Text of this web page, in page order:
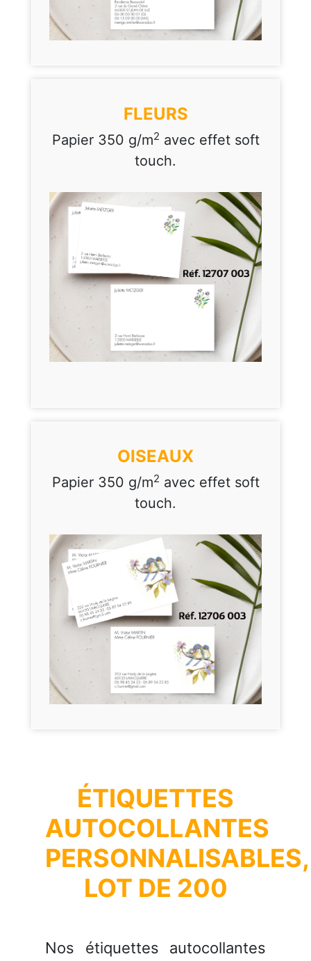
FLEURS
Papier 350 g/m2 avec effet soft
touch.
OISEAUX
Papier 350 g/m2 avec effet soft
touch.
ÉTIQUETTES
AUTOCOLLANTES
PERSONNALISABLES,
LOT DE 200
Nos étiquettes autocollantes